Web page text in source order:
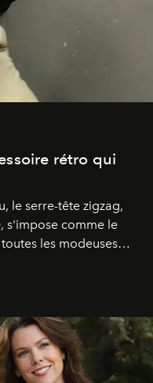
rétro qui
le serre-tête zigzag,
s'impose comme le
les modeuses